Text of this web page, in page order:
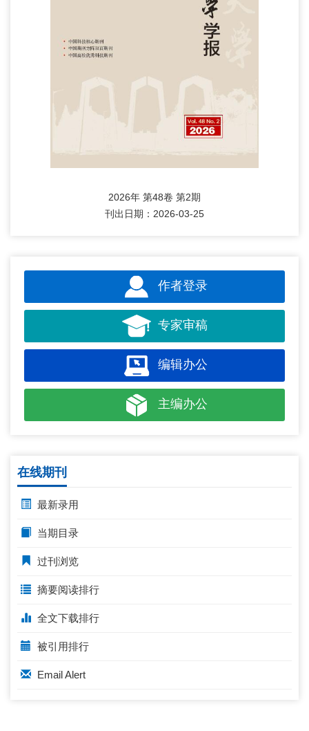
2026年 第48卷 第2期
刊出日期：2026-03-25
作者登录
专家审稿
编辑办公
主编办公
在线期刊
最新录用
当期目录
过刊浏览
摘要阅读排行
全文下载排行
被引用排行
Email Alert